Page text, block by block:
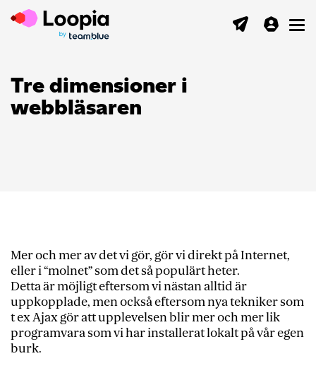
Tre dimensioner i
webbläsaren
Mer och mer av det vi gör, gör vi direkt på Internet,
eller i “molnet” som det så populärt heter.
Detta är möjligt eftersom vi nästan alltid är
uppkopplade, men också eftersom nya tekniker som
t ex Ajax gör att upplevelsen blir mer och mer lik
programvara som vi har installerat lokalt på vår egen
burk.